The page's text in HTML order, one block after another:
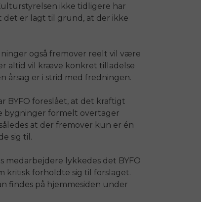
ikke tidligere har
er lagt til grund, at der ikke
også fremover reelt vil være
altid vil kræve konkret tilladelse
årsag er i strid med fredningen.
BYFO foreslået, at det kraftigt
bygninger formelt overtager
at der fremover kun er én
sig til.
medarbejdere lykkedes det BYFO
kritisk forholdte sig til forslaget.
findes på hjemmesiden under